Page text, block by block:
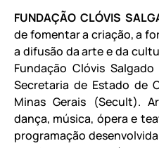
FUNDAÇÃO CLÓVIS
de fomentar a criação, a
a difusão da arte e da
Fundação Clóvis
Secretaria de Estado de
Minas Gerais (Secult).
dança, música, ópera e
programação